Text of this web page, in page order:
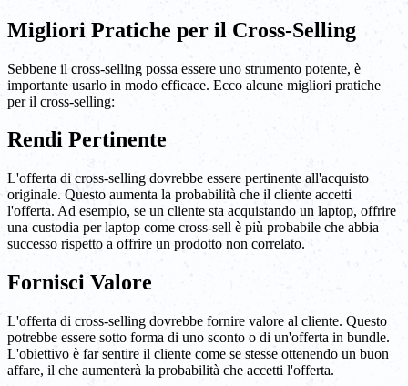
Migliori Pratiche per il Cross-Selling
Sebbene il cross-selling possa essere uno strumento potente, è
importante usarlo in modo efficace. Ecco alcune migliori pratiche
per il cross-selling:
Rendi Pertinente
L'offerta di cross-selling dovrebbe essere pertinente all'acquisto
originale. Questo aumenta la probabilità che il cliente accetti
l'offerta. Ad esempio, se un cliente sta acquistando un laptop, offrire
una custodia per laptop come cross-sell è più probabile che abbia
successo rispetto a offrire un prodotto non correlato.
Fornisci Valore
L'offerta di cross-selling dovrebbe fornire valore al cliente. Questo
potrebbe essere sotto forma di uno sconto o di un'offerta in bundle.
L'obiettivo è far sentire il cliente come se stesse ottenendo un buon
affare, il che aumenterà la probabilità che accetti l'offerta.